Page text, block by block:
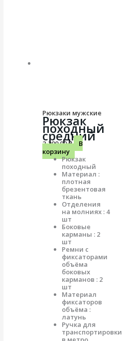
Рюкзаки мужские
Рюкзак
походный
средний
2,200.00₽
В
корзину
Рюкзак
походный
Материал :
плотная
брезентовая
ткань
Отделения
на молниях : 4
шт
Боковые
карманы : 2
шт
Ремни с
фиксаторами
объёма
боковых
карманов : 2
шт
Материал
фиксаторов
объёма :
латунь
Ручка для
транспортировки